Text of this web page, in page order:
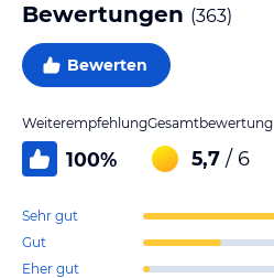
Bewertungen (363)
Bewerten
Weiterempfehlung
100%
Gesamtbewertung
5,7 / 6
Sehr gut
Gut
Eher gut